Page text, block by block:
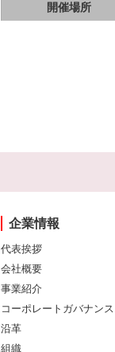
開催場所
企業情報
代表挨拶
会社概要
事業紹介
コーポレートガバナンス
沿革
組織